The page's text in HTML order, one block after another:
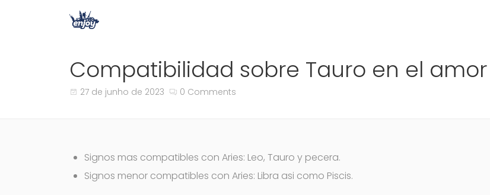
Compatibilidad sobre Tauro en el amor
27 de junho de 2023 0 Comments
Signos mas compatibles con Aries: Leo, Tauro y pecera.
Signos menor compatibles con Aries: Libra asi­ como Piscis.